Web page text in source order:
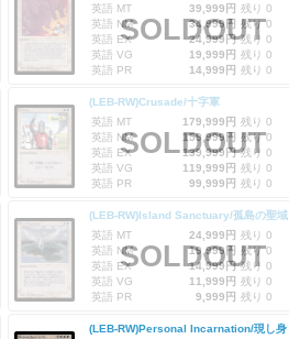
英語 MT
39,999円 残り 0
英語 NM
34,999円 残り 0
英語 EX
24,999円 残り 0
英語 VG
19,999円 残り 0
英語 PR
14,999円 残り 0
SOLDOUT
(LEB-RW)Crusade/十字軍
英語 MT
179,999円 残り 0
英語 NM
159,999円 残り 0
英語 EX
139,999円 残り 0
英語 VG
119,999円 残り 0
英語 PR
99,999円 残り 0
SOLDOUT
(LEB-RW)Island Sanctuary/孤島の聖域
英語 MT
24,999円 残り 0
英語 NM
19,999円 残り 0
英語 EX
14,999円 残り 0
英語 VG
11,999円 残り 0
英語 PR
9,999円 残り 0
SOLDOUT
(LEB-RW)Personal Incarnation/現し身